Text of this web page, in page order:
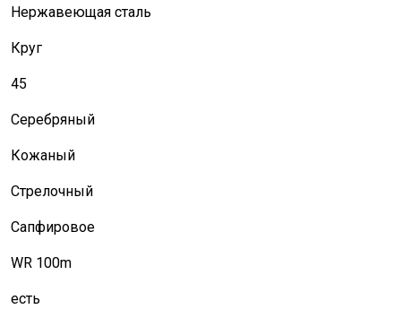
Нержавеющая сталь
Круг
45
Серебряный
Кожаный
Стрелочный
Сапфировое
WR 100m
есть